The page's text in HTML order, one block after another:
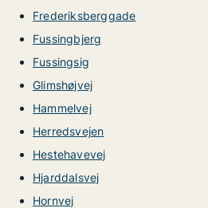
Frederiksberggade
Fussingbjerg
Fussingsig
Glimshøjvej
Hammelvej
Herredsvejen
Hestehavevej
Hjarddalsvej
Hornvej